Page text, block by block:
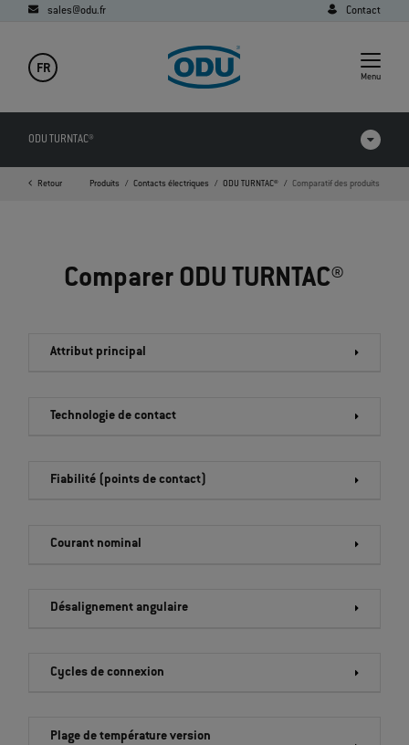
sales@odu.fr Contact
FR
Menu
ODU TURNTAC®
Comparatif des produits
Téléchargements
FAQ
Retour
Page d'accueil Produits Contacts électriques ODU TURNTAC® Comparatif des produits
Comparer ODU TURNTAC®
Attribut principal
Technologie de contact
Fiabilité (points de contact)
Courant nominal
Désalignement angulaire
Cycles de connexion
Plage de température version